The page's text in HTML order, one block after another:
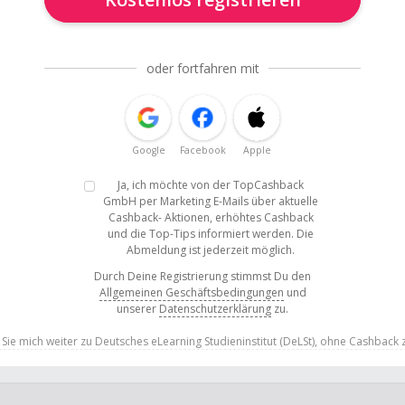
oder fortfahren mit
Google Facebook Apple
Ja, ich möchte von der TopCashback
GmbH per Marketing E-Mails über aktuelle
Cashback- Aktionen, erhöhtes Cashback
und die Top-Tips informiert werden. Die
Abmeldung ist jederzeit möglich.
Durch Deine Registrierung stimmst Du den
Allgemeinen Geschäftsbedingungen und
unserer Datenschutzerklärung zu.
mich weiter zu Deutsches eLearning Studieninstitut (DeLSt), ohne Cashback